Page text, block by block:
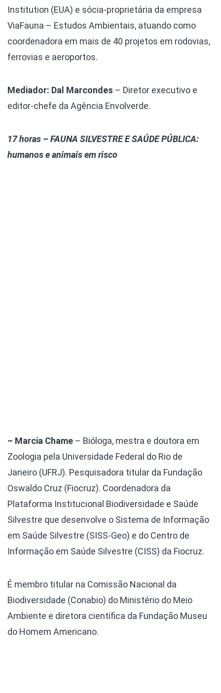
Institution (EUA) e sócia-proprietária da empresa
ViaFauna – Estudos Ambientais, atuando como
coordenadora em mais de 40 projetos em rodovias,
ferrovias e aeroportos.
Mediador: Dal Marcondes – Diretor executivo e
editor-chefe da Agência Envolverde.
17 horas – FAUNA SILVESTRE E SAÚDE PÚBLICA:
humanos e animais em risco
– Marcia Chame – Bióloga, mestra e doutora em
Zoologia pela Universidade Federal do Rio de
Janeiro (UFRJ). Pesquisadora titular da Fundação
Oswaldo Cruz (Fiocruz). Coordenadora da
Plataforma Institucional Biodiversidade e Saúde
Silvestre que desenvolve o Sistema de Informação
em Saúde Silvestre (SISS-Geo) e do Centro de
Informação em Saúde Silvestre (CISS) da Fiocruz.
É membro titular na Comissão Nacional da
Biodiversidade (Conabio) do Ministério do Meio
Ambiente e diretora científica da Fundação Museu
do Homem Americano.